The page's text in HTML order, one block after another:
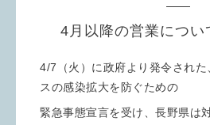
4月以降の営業につい
4/7（火）に政府より発令され
スの感染拡大を防ぐための
緊急事態宣言を受け、長野県は